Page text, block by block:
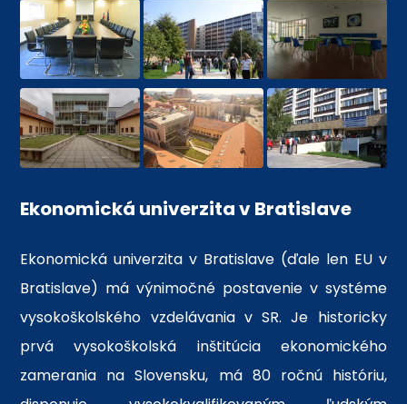
Ekonomická univerzita v Bratislave
Ekonomická univerzita v Bratislave (ďale len EU v
Bratislave) má výnimočné postavenie v systéme
vysokoškolského vzdelávania v SR. Je historicky
prvá vysokoškolská inštitúcia ekonomického
zamerania na Slovensku, má 80 ročnú históriu,